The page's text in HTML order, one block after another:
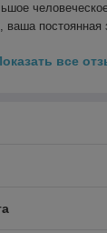
постоянная
все